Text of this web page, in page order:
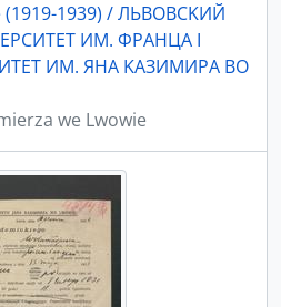
1939) / ЛЬBOBCKИЙ
ИМ. ФPAНЦA I
ИМ. ЯНA KAЗИМИPA ВO
we Lwowie